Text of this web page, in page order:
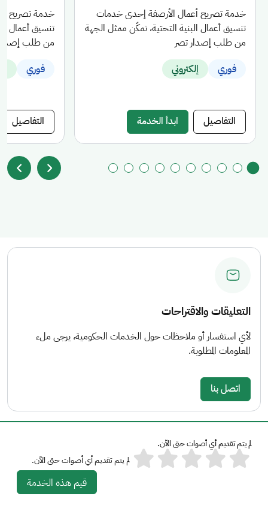
خدمة تصريح أعمال الأرصفة إحدى خدمات
تنسيق أعمال البنية التحتية، تمكّن ممثل الجهة
من طلب إصدار تصر
فوري
إلكتروني
التفاصيل ابدأ الخدمة
خدمة تصريح
تنسيق أعمال
من طلب
فوري
التفاصيل
التعليقات والاقتراحات
لأي استفسار أو ملاحظات حول الخدمات الحكومية، يرجى ملء
المعلومات المطلوبة.
اتصل بنا
لم يتم تقديم أي أصوات حتى الآن.
لم يتم تقديم أي أصوات حتى الآن.
قيم هذه الخدمة